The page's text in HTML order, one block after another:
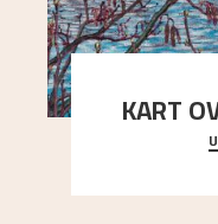
KART
Utforsk